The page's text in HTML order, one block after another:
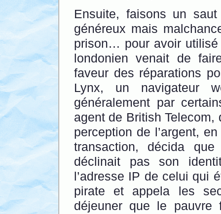
Ensuite, faisons un
généreux mais
prison… pour avoir
londonien venait de
faveur des réparations
Lynx, un navigateur
généralement par
agent de British
perception de l’argent,
transaction, décida
déclinait pas son
l’adresse IP de celui qui
pirate et appela les
déjeuner que le pauvre